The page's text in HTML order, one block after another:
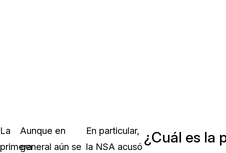
La
primera
Aunque en
general aún se
En particular,
la NSA acusó
¿Cuál es la